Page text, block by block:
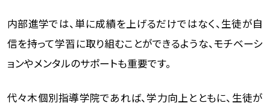
内部進学では、単に成績を上げるだけではなく、生徒が自
信を持って学習に取り組むことができるような、モチベーシ
ョンやメンタルのサポートも重要です。
代々木個別指導学院であれば、学力向上とともに、生徒が